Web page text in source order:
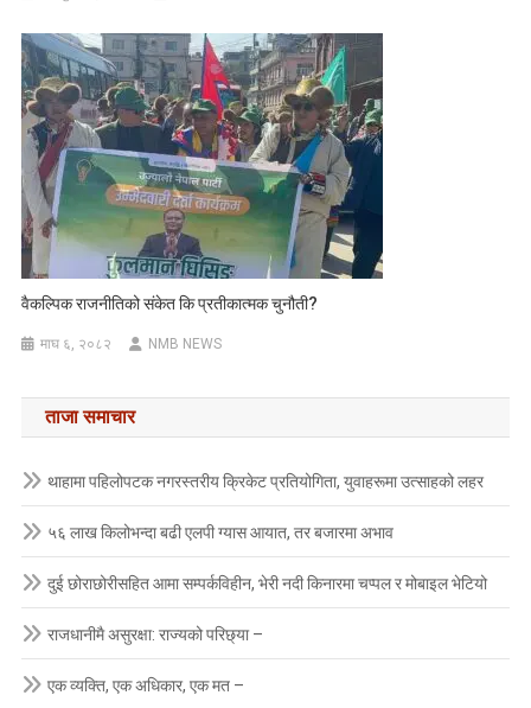
वैकल्पिक राजनीतिको संकेत कि प्रतीकात्मक चुनौती?
माघ ६, २०८२ NMB NEWS
ताजा समाचार
थाहामा पहिलोपटक नगरस्तरीय क्रिकेट प्रतियोगिता, युवाहरूमा उत्साहको लहर
५६ लाख किलोभन्दा बढी एलपी ग्यास आयात, तर बजारमा अभाव
दुई छोराछोरीसहित आमा सम्पर्कविहीन, भेरी नदी किनारमा चप्पल र मोबाइल भेटियो
राजधानीमै असुरक्षा: राज्यको परिछ्या –
एक व्यक्ति, एक अधिकार, एक मत –